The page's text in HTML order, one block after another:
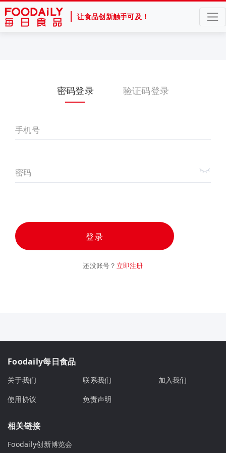
让食品创新触手可及！
密码登录 验证码登录
手机号
密码
登录
还没账号？ 立即注册
Foodaily每日食品
关于我们 联系我们
加入我们
使用协议
免责声明
相关链接
Foodaily创新博览会